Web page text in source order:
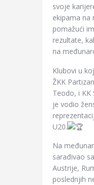
svoje
ekipama na
pomažući
rezultate,
na
Klubovi u
ŽKK
Teodo, i KK
je vodio
U20.
Na
sarađivao
Austrije,
poslednjih